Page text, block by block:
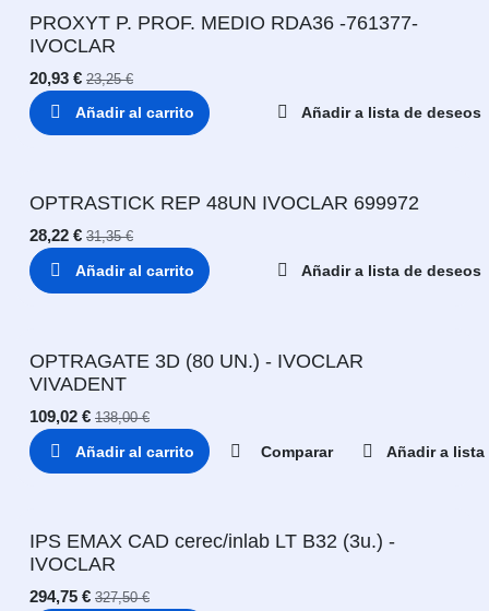
PROXYT P. PROF. MEDIO RDA36 -761377-
IVOCLAR
20,93 € 23,25€
Añadir al carrito Añadir a lista de deseos
OPTRASTICK REP 48UN IVOCLAR 699972
28,22 € 31,35€
Añadir al carrito Añadir a lista de deseos
OPTRAGATE 3D (80 UN.) - IVOCLAR
VIVADENT
109,02 € 138,00€
Añadir al carrito Comparar Añadir a lista
IPS EMAX CAD cerec/inlab LT B32 (3u.) -
IVOCLAR
294,75 € 327,50€